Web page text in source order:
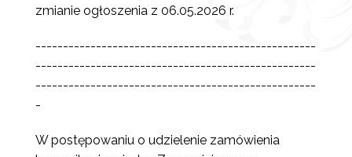
zmianie ogłoszenia z 06.05.2026 r.
---------------------------------------------------
---------------------------------------------------
---------------------------------------------------
-
W postępowaniu o udzielenie zamówienia